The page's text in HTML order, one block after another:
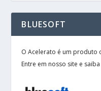
BLUESOFT
O Acelerato é um produto
Entre em nosso site e